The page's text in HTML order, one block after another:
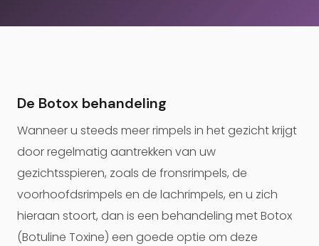
De Botox behandeling
Wanneer u steeds meer rimpels in het gezicht krijgt
door regelmatig aantrekken van uw
gezichtsspieren, zoals de fronsrimpels, de
voorhoofdsrimpels en de lachrimpels, en u zich
hieraan stoort, dan is een behandeling met Botox
(Botuline Toxine) een goede optie om deze